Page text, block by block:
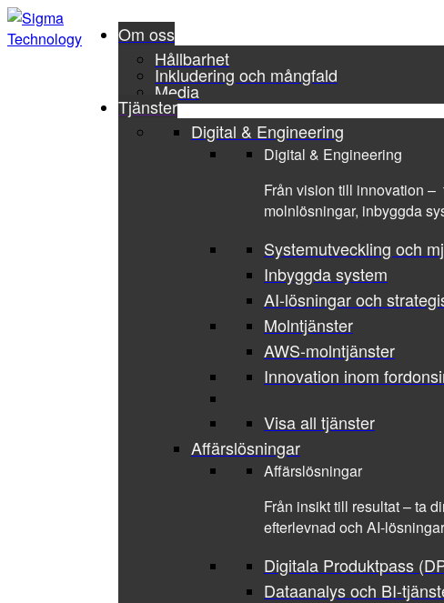
Om oss
Hållbarhet
Inkludering och mångfald
Media
Tjänster
Digital & Engineering
Digital & Engineering
Från vision till innovation –
molnlösningar, inbyggda
Systemutveckling och
Inbyggda system
AI-lösningar och
Molntjänster
AWS-molntjänster
Innovation inom
Visa all tjänster
Affärslösningar
Affärslösningar
Från insikt till resultat – ta
efterlevnad och AI-
Digitala Produktpass
Dataanalys och BI-